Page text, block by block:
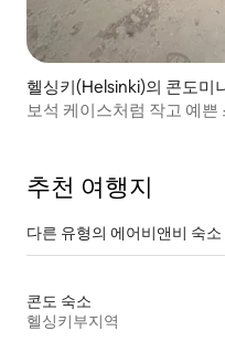
헬싱키(Helsinki)의 콘도미
보석 케이스처럼 작고 예쁜
추천 여행지
다른 유형의 에어비앤비 숙소
콘도 숙소
헬싱키부지역